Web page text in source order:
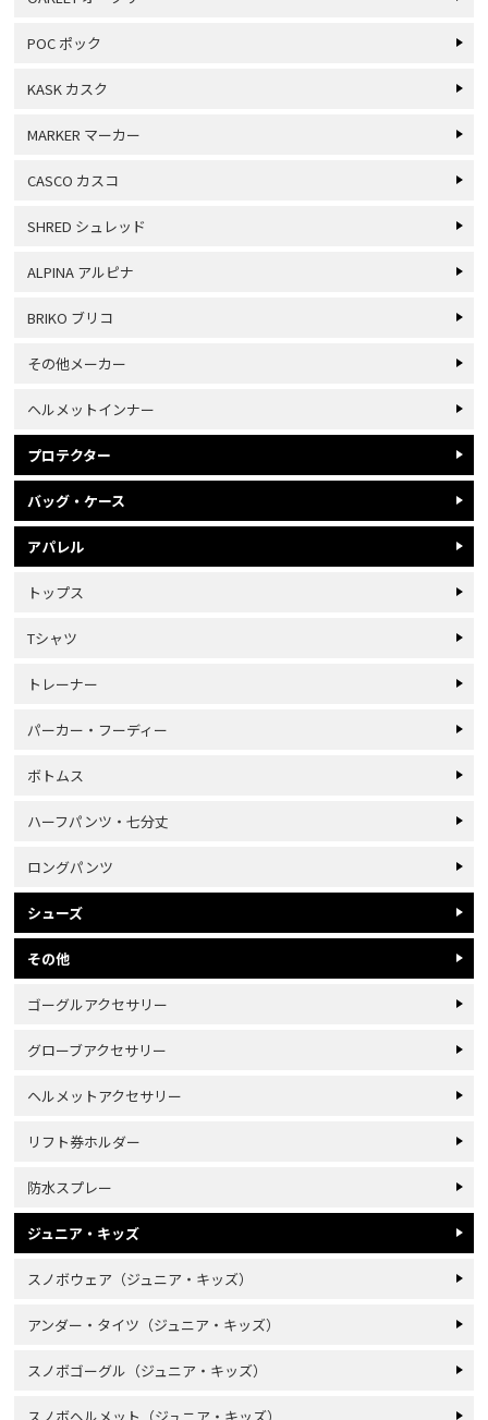
POC ポック
KASK カスク
MARKER マーカー
CASCO カスコ
SHRED シュレッド
ALPINA アルピナ
BRIKO ブリコ
その他メーカー
ヘルメットインナー
プロテクター
バッグ・ケース
アパレル
トップス
Tシャツ
トレーナー
パーカー・フーディー
ボトムス
ハーフパンツ・七分丈
ロングパンツ
シューズ
その他
ゴーグルアクセサリー
グローブアクセサリー
ヘルメットアクセサリー
リフト券ホルダー
防水スプレー
ジュニア・キッズ
スノボウェア（ジュニア・キッズ）
アンダー・タイツ（ジュニア・キッズ）
スノボゴーグル（ジュニア・キッズ）